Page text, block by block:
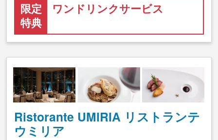
限定
特典
ワンドリンクサービス
Ristorante UMIRIA リストランテ
ウミリア